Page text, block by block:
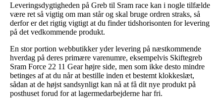
Leveringsdygtigheden på Greb til Sram race kan i nogle tilfælde
være ret så vigtig om man står og skal bruge ordren straks, så
derfor er det rigtig vigtigt at du finder tidshorisonten for levering
på det vedkommende produkt.
En stor portion webbutikker yder levering på næstkommende
hverdag på deres primære varenumre, eksempelvis Skiftegreb
Sram Force 22 11 Gear højre side, men som ikke desto mindre
betinges af at du når at bestille inden et bestemt klokkeslæt,
sådan at de højst sandsynligt kan nå at få dit nye produkt på
posthuset forud for at lagermedarbejderne har fri.